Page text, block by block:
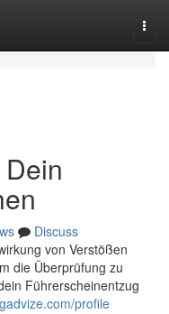
Discuss
von Verstößen
die Überprüfung zu
Führerscheinentzug
profile